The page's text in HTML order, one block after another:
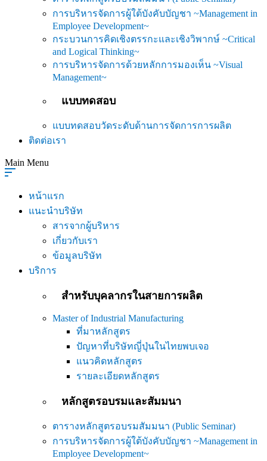
การบริหารจัดการผู้ใต้บังคับบัญชา ~Management in
Employee Development~
กระบวนการคิดเชิงตรรกะและเชิงวิพากษ์ ~Critical
and Logical Thinking~
การบริหารจัดการด้วยหลักการมองเห็น ~Visual
Management~
แบบทดสอบ
แบบทดสอบวัดระดับด้านการจัดการการผลิต
ติดต่อเรา
Main Menu
หน้าแรก
แนะนำบริษัท
สารจากผู้บริหาร
เกี่ยวกับเรา
ข้อมูลบริษัท
บริการ
สำหรับบุคลากรในสายการผลิต
Master of Industrial Manufacturing
ที่มาหลักสูตร
ปัญหาที่บริษัทญี่ปุ่นในไทยพบเจอ
แนวคิดหลักสูตร
รายละเอียดหลักสูตร
หลักสูตรอบรมและสัมมนา
ตารางหลักสูตรอบรมสัมมนา (Public Seminar)
การบริหารจัดการผู้ใต้บังคับบัญชา ~Management in
Employee Development~